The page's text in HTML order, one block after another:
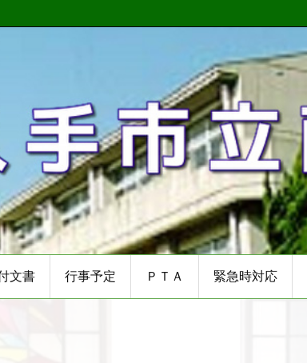
文書 行事予定 ＰＴＡ 緊急時対応